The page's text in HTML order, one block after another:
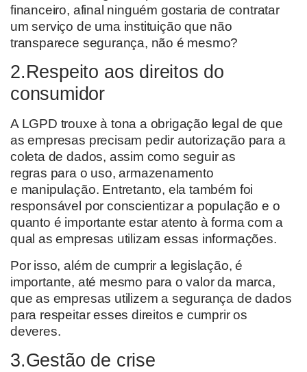
financeiro, afinal ninguém gostaria de contratar
um serviço de uma instituição que não
transparece segurança, não é mesmo?
2.Respeito aos direitos do
consumidor
A LGPD trouxe à tona a obrigação legal de que
as empresas precisam pedir autorização para a
coleta de dados, assim como seguir as
regras para o uso, armazenamento
e manipulação. Entretanto, ela também foi
responsável por conscientizar a população e o
quanto é importante estar atento àforma com a
qual as empresas utilizam essas informações.
Por isso, além de cumprir a legislação, é
importante, até mesmo para o valor da marca,
que as empresas utilizem a segurança de dados
para respeitar esses direitos e cumprir os
deveres.
3.Gestão de crise